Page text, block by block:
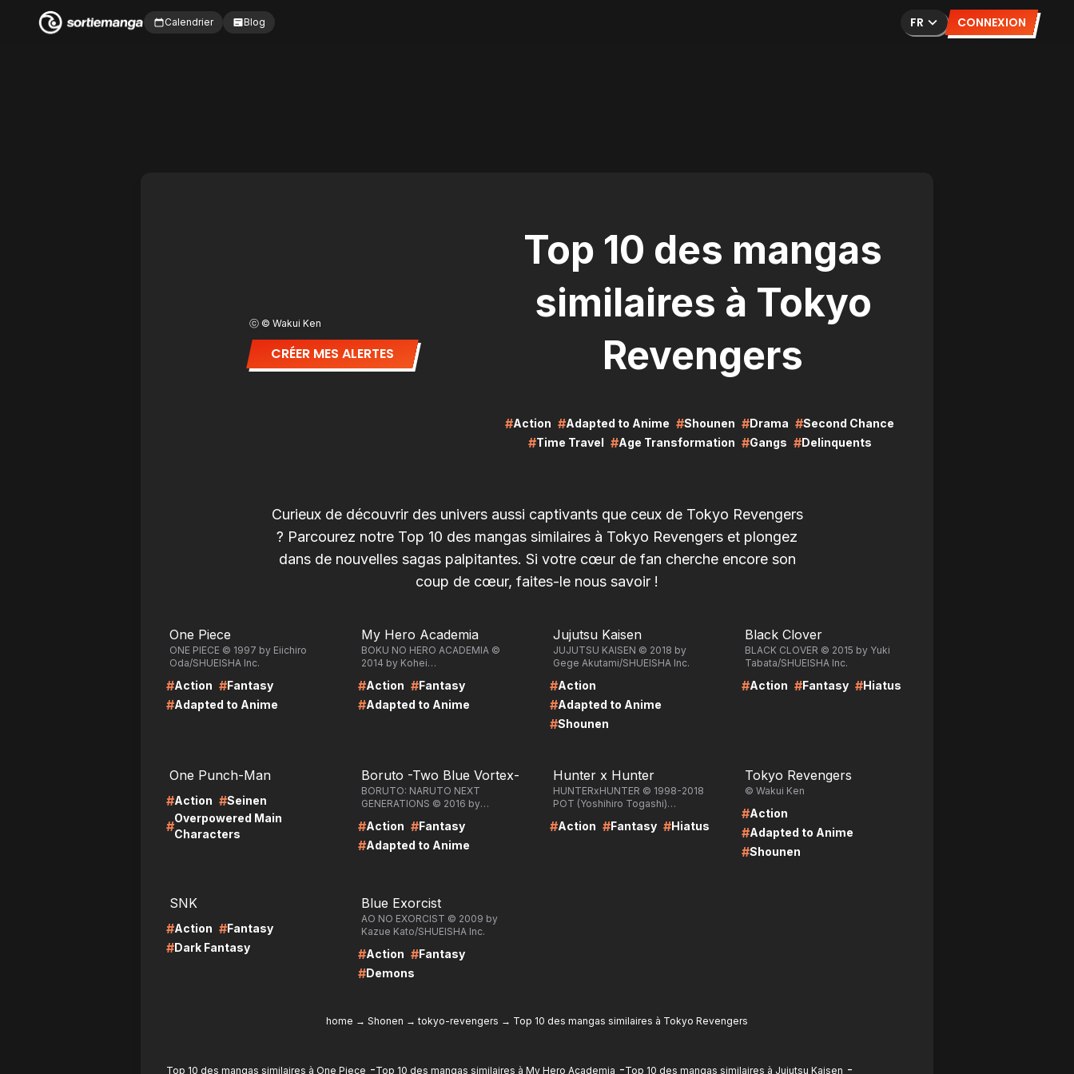
Calendrier Blog FR CONNEXION
ⓒ © Wakui Ken
CRÉER MES ALERTES
Top 10 des mangas
similaires à Tokyo
Revengers
#Action #Adapted to Anime #Shounen #Drama #Second Chance
#Time Travel #Age Transformation #Gangs #Delinquents
Curieux de découvrir des univers aussi captivants que ceux de Tokyo Revengers
? Parcourez notre Top 10 des mangas similaires à Tokyo Revengers et plongez
dans de nouvelles sagas palpitantes. Si votre cœur de fan cherche encore son
coup de cœur, faites-le nous savoir !
One Piece
ONE PIECE © 1997 by Eiichiro
Oda/SHUEISHA Inc.
#Action #Fantasy
#Adapted to Anime
My Hero Academia
BOKU NO HERO ACADEMIA ©
2014 by Kohei
#Action #Fantasy
#Adapted to Anime
Jujutsu Kaisen
JUJUTSU KAISEN © 2018 by
Gege Akutami/SHUEISHA Inc.
#Action
#Adapted to Anime
#Shounen
Black Clover
BLACK CLOVER © 2015 by Yuki
Tabata/SHUEISHA Inc.
#Action #Fantasy #Hiatus
One Punch-Man
#Action #Seinen
#
Overpowered Main
Characters
Boruto -Two Blue Vortex-
BORUTO: NARUTO NEXT
GENERATIONS © 2016 by
Kodachi, Mikio
Ikemoto/SHUEISHA Inc.
#Action #Fantasy
#Adapted to Anime
Hunter x Hunter
HUNTERxHUNTER © 1998-2018
POT (Yoshihiro Togashi)
#Action #Fantasy #Hiatus
Tokyo Revengers
© Wakui Ken
#Action
#Adapted to Anime
#Shounen
SNK
#Action #Fantasy
#Dark Fantasy
Blue Exorcist
AO NO EXORCIST © 2009 by
Kazue Kato/SHUEISHA Inc.
#Action #Fantasy
#Demons
home → Shonen → tokyo-revengers → Top 10 des mangas similaires à Tokyo Revengers
Top 10 des mangas similaires à One Piece -Top 10 des mangas similaires à My Hero Academia -Top 10 des mangas similaires à Jujutsu Kaisen -